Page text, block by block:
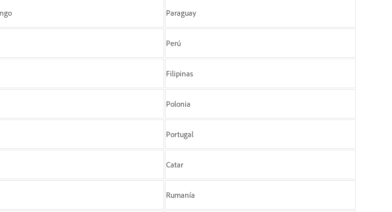
Paraguay
Perú
Filipinas
Polonia
Portugal
Catar
Rumanía